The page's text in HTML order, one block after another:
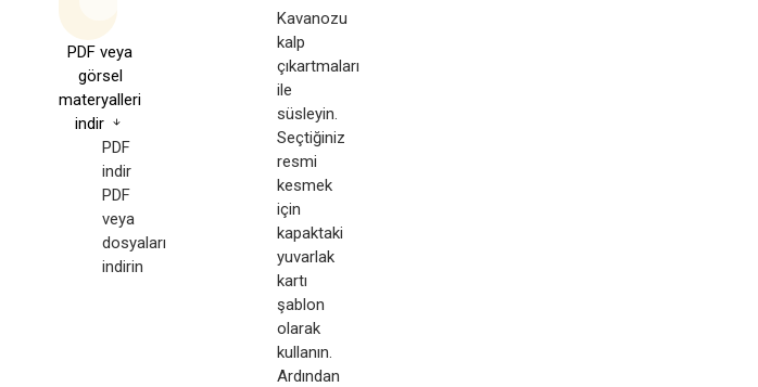
PDF veya
görsel
materyalleri
indir
PDF
indir
PDF
veya
dosyaları
indirin
Kavanozu
kalp
çıkartmaları
ile
süsleyin.
Seçtiğiniz
resmi
kesmek
için
kapaktaki
yuvarlak
kartı
şablon
olarak
kullanın.
Ardından